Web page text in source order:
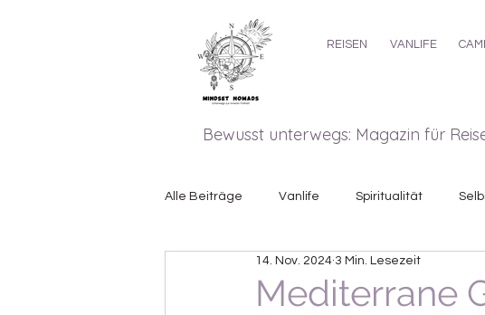
REISEN VANLIFE
Bewusst unterwegs: Magazin für
Alle Beiträge Vanlife Spiritualität
Mediterrane
14. Nov. 2024 3 Min. Lesezeit